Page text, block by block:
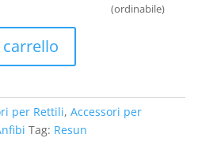
(ordinabile)
per Rettili, Accessori per
Tag: Resun